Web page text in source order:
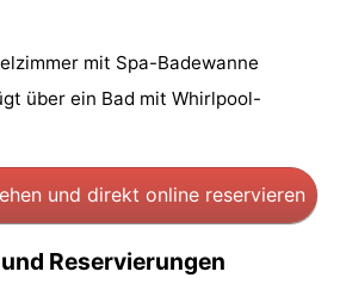
mit Spa-Badewanne
über ein Bad mit Whirlpool-
und direkt online reservieren
Reservierungen